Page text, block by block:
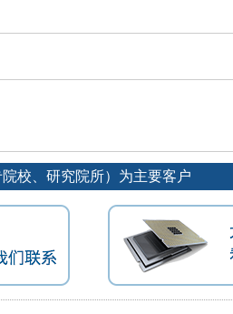
校、研究院所）为主要客户